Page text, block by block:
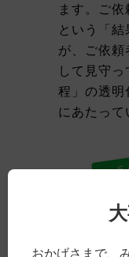
ます。ご
という「
が、ご依
して見守
程」の透明
にあたって
おかげさまで、